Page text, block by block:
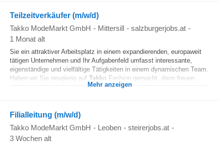
Teilzeitverkäufer (m/w/d)
Takko ModeMarkt GmbH - Mittersill - salzburgerjobs.at -
1 Monat alt
Sie ein attraktiver Arbeitsplatz in einem expandierenden, europaweit
tätigen Unternehmen und Ihr Aufgabenfeld umfasst interessante,
eigenständige und vielfältige Tätigkeiten in einem dynamischen Team.
Haben wir Sie neugierig auf Takko Fashion gemacht, dann freuen...
Mehr anzeigen
Filialleitung (m/w/d)
Takko ModeMarkt GmbH - Leoben - steirerjobs.at -
3 Wochen alt